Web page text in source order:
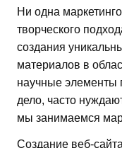
Ни одна
творческого
создания
материалов в
научные элементы
дело, часто
мы занимаемся
Создание веб-